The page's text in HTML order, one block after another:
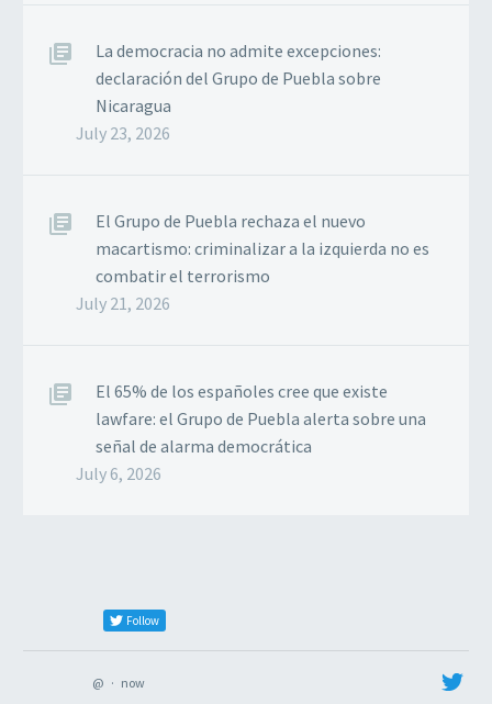
La democracia no admite excepciones:
declaración del Grupo de Puebla sobre
Nicaragua
July 23, 2026
El Grupo de Puebla rechaza el nuevo
macartismo: criminalizar a la izquierda no es
combatir el terrorismo
July 21, 2026
El 65% de los españoles cree que existe
lawfare: el Grupo de Puebla alerta sobre una
señal de alarma democrática
July 6, 2026
Follow
@ · now